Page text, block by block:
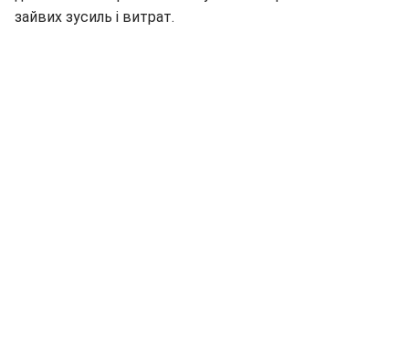
зайвих зусиль і витрат.